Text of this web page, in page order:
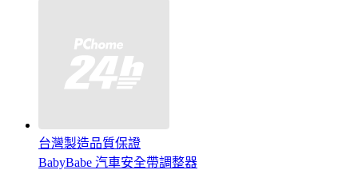
台灣製造品質保證
BabyBabe 汽車安全帶調整器